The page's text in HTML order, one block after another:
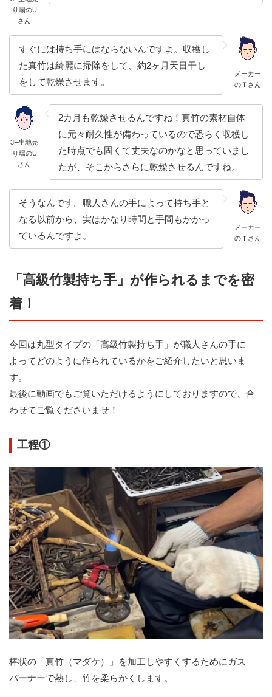
り場のU
さん
メーカー
のＴさん
すぐには持ち手にはならないんですよ。収穫し
た真竹は綺麗に掃除をして、約2ヶ月天日干し
をして乾燥させます。
3F生地売
り場のU
さん
2カ月も乾燥させるんですね！真竹の素材自体
に元々耐久性が備わっているので恐らく収穫し
た時点でも固くて丈夫なのかなと思っていまし
たが、そこからさらに乾燥させるんですね。
メーカー
のＴさん
そうなんです。職人さんの手によって持ち手と
なる以前から、実はかなり時間と手間もかかっ
ているんですよ。
「高級竹製持ち手」が作られるまでを密
着！
今回は丸型タイプの「高級竹製持ち手」が職人さんの手に
よってどのように作られているかをご紹介したいと思いま
す。
最後に動画でもご覧いただけるようにしておりますので、合
わせてご覧くださいませ！
工程①
棒状の「真竹（マダケ）」を加工しやすくするためにガス
バーナーで熱し、竹を柔らかくします。